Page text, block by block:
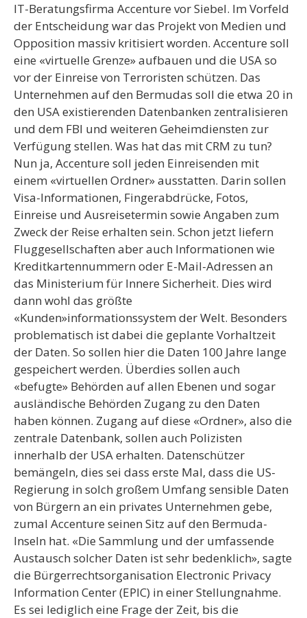
IT-Beratungsfirma Accenture vor Siebel. Im Vorfeld
der Entscheidung war das Projekt von Medien und
Opposition massiv kritisiert worden. Accenture soll
eine «virtuelle Grenze» aufbauen und die USA so
vor der Einreise von Terroristen schützen. Das
Unternehmen auf den Bermudas soll die etwa 20 in
den USA existierenden Datenbanken zentralisieren
und dem FBI und weiteren Geheimdiensten zur
Verfügung stellen. Was hat das mit CRM zu tun?
Nun ja, Accenture soll jeden Einreisenden mit
einem «virtuellen Ordner» ausstatten. Darin sollen
Visa-Informationen, Fingerabdrücke, Fotos,
Einreise und Ausreisetermin sowie Angaben zum
Zweck der Reise erhalten sein. Schon jetzt liefern
Fluggesellschaften aber auch Informationen wie
Kreditkartennummern oder E-Mail-Adressen an
das Ministerium für Innere Sicherheit. Dies wird
dann wohl das größte
«Kunden»informationssystem der Welt. Besonders
problematisch ist dabei die geplante Vorhaltzeit
der Daten. So sollen hier die Daten 100 Jahre lange
gespeichert werden. Überdies sollen auch
«befugte» Behörden auf allen Ebenen und sogar
ausländische Behörden Zugang zu den Daten
haben können. Zugang auf diese «Ordner», also die
zentrale Datenbank, sollen auch Polizisten
innerhalb der USA erhalten. Datenschützer
bemängeln, dies sei dass erste Mal, dass die US-
Regierung in solch großem Umfang sensible Daten
von Bürgern an ein privates Unternehmen gebe,
zumal Accenture seinen Sitz auf den Bermuda-
Inseln hat. «Die Sammlung und der umfassende
Austausch solcher Daten ist sehr bedenklich», sagte
die Bürgerrechtsorganisation Electronic Privacy
Information Center (EPIC) in einer Stellungnahme.
Es sei lediglich eine Frage der Zeit, bis die